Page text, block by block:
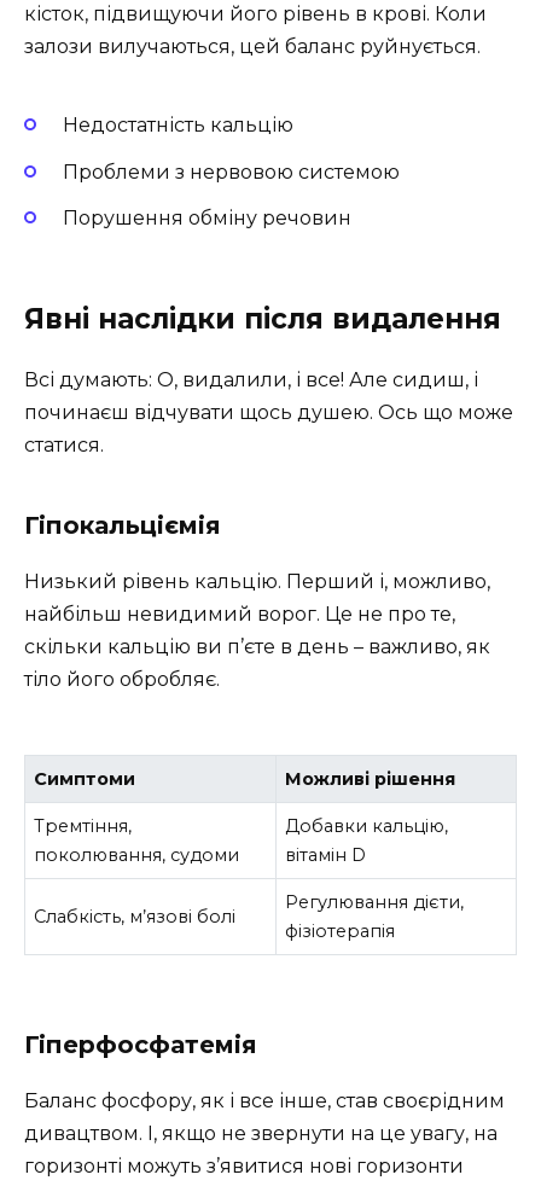
кісток, підвищуючи його рівень в крові. Коли
залози вилучаються, цей баланс руйнується.
Недостатність кальцію
Проблеми з нервовою системою
Порушення обміну речовин
Явні наслідки після видалення
Всі думають: О, видалили, і все! Але сидиш, і
починаєш відчувати щось душею. Ось що може
статися.
Гіпокальціємія
Низький рівень кальцію. Перший і, можливо,
найбільш невидимий ворог. Це не про те,
скільки кальцію ви п’єте в день – важливо, як
тіло його обробляє.
Симптоми Можливі рішення
Тремтіння,
поколювання, судоми
Добавки кальцію,
вітамін D
Слабкість, м’язові болі
Регулювання дієти,
фізіотерапія
Гіперфосфатемія
Баланс фосфору, як і все інше, став своєрідним
дивацтвом. І, якщо не звернути на це увагу, на
горизонті можуть з’явитися нові горизонти